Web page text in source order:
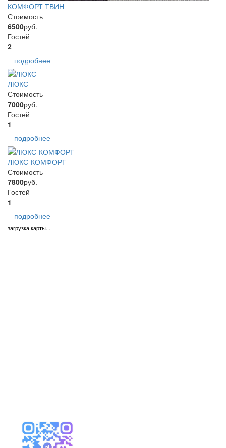
КОМФОРТ ТВИН
Стоимость
6500руб.
Гостей
2
подробнее
ЛЮКС
Стоимость
7000руб.
Гостей
1
подробнее
ЛЮКС-КОМФОРТ
Стоимость
7800руб.
Гостей
1
подробнее
загрузка карты...